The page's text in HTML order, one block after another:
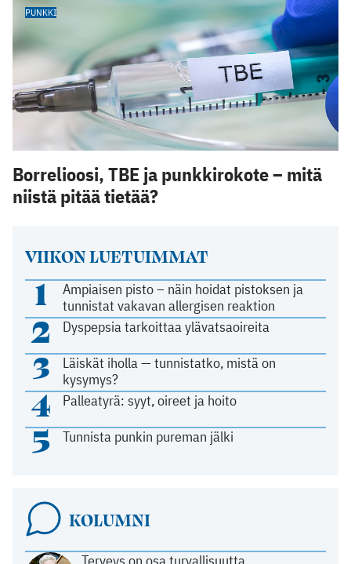
VIIKON LUETUIMMAT
1
Ampiaisen pisto – näin hoidat pistoksen ja
tunnistat vakavan allergisen reaktion
2 Dyspepsia tarkoittaa ylävatsaoireita
3
Läiskät iholla — tunnistatko, mistä on
kysymys?
4 Palleatyrä: syyt, oireet ja hoito
5 Tunnista punkin pureman jälki
KOLUMNI
Terveys on osa turvallisuutta
PUNKKI
Borrelioosi, TBE ja punkkirokote – mitä
niistä pitää tietää?